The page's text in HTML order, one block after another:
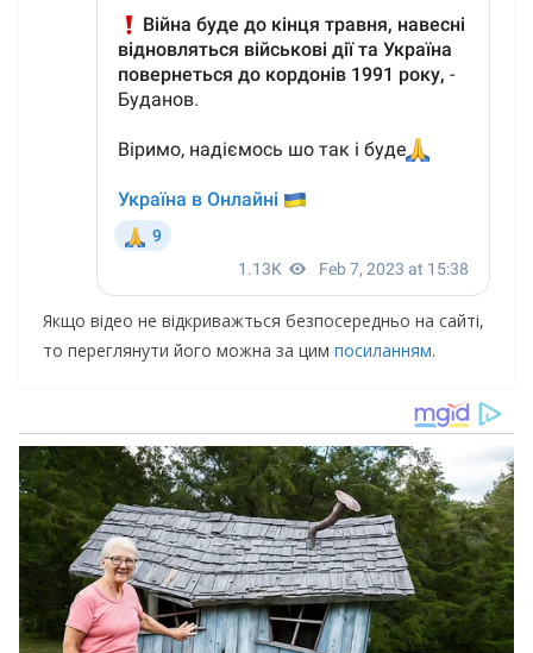
Якщо відео не відкриважться безпосередньо на сайті,
то переглянути його можна за цим посиланням.